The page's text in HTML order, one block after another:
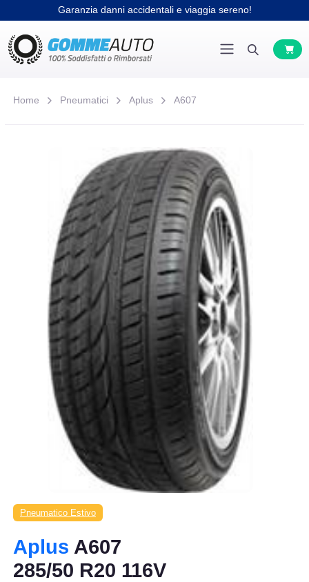
Garanzia danni accidentali e viaggia sereno!
Home Pneumatici Aplus A607
Pneumatico Estivo
Aplus A607
285/50 R20 116V